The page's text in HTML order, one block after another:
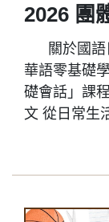
2026 團
關於國語
華語零基礎
礎會話」課
文 從日常生